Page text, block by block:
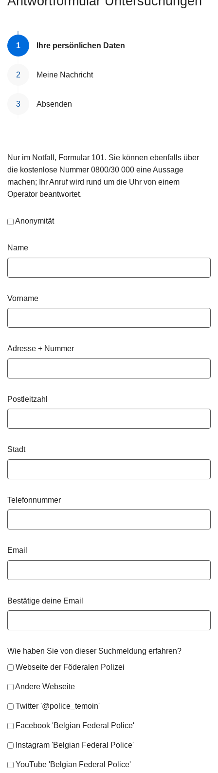
Ihre persönlichen Daten
Meine Nachricht
Absenden
Nur im Notfall, Formular 101. Sie können ebenfalls über
die kostenlose Nummer 0800/30 000 eine Aussage
machen; Ihr Anruf wird rund um die Uhr von einem
Operator beantwortet.
Anonymität
Name
Vorname
Adresse + Nummer
Postleitzahl
Stadt
Telefonnummer
Email
Bestätige deine Email
Wie haben Sie von dieser Suchmeldung erfahren?
Webseite der Föderalen Polizei
Andere Webseite
Twitter '@police_temoin'
Facebook 'Belgian Federal Police'
Instagram 'Belgian Federal Police'
YouTube 'Belgian Federal Police'